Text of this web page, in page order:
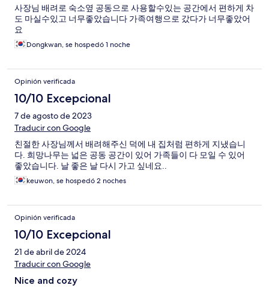
사장님 배려로 숙소옆 공동으로 사용할수있는 공간에서 편하게 차
도 마실수있고 너무좋았습니다 가족여행으로 갔다가 너무좋았어
요
Dongkwan, se hospedó 1 noche
Opinión verificada
10/10 Excepcional
7 de agosto de 2023
Traducir con Google
친절한 사장님께서 배려해주신 덕에 내 집처럼 편하게 지냈습니
다. 희망나무는 넓은 공동 공간이 있어 가족들이 다 모일 수 있어
좋았습니다. 날 좋은 날 다시 가고 싶네요..
keuwon, se hospedó 2 noches
Opinión verificada
10/10 Excepcional
21 de abril de 2024
Traducir con Google
Nice and cozy